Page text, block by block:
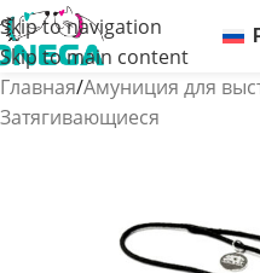
Skip to navigation
Skip to main content
Главная/Амуниция для
Затягивающиеся